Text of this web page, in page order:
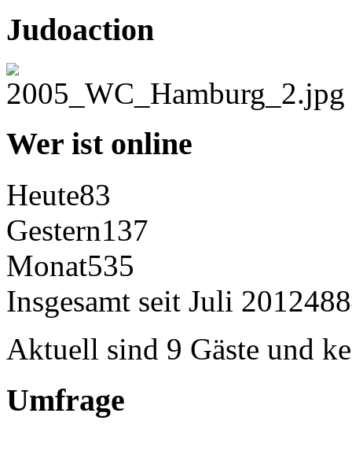
Judoaction
Wer ist online
Heute83
Gestern137
Monat535
Insgesamt seit Juli 2012
Aktuell sind 9 Gäste und
Umfrage